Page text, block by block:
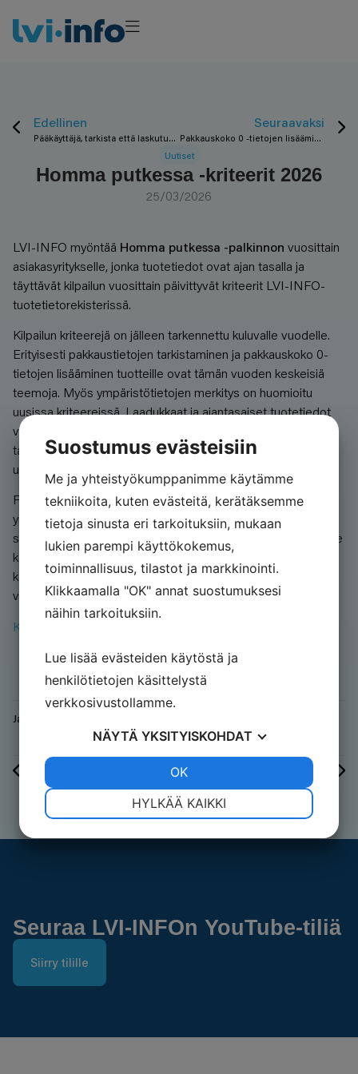
Edellinen
Pääkäyttäjä, tarkista että laskutustietonne ovat ajan tasalla!
Seuraavaksi
Pakkauskoko 0 -tietojen lisääminen käynnistynyt hyvin – ohjeistus nyt myös englanniksi
Uutiset
Homma putkessa -kriteerit 2026
25/03/2026
LVI-INFO myöntää Homma putkessa -palkinnon vuosittain
asiakasyritykselle, jonka tuotetiedot ovat ajan tasalla ja
täyttävät kilpailun vuosittain päivittyvät kriteerit LVI-INFO-
tuotetietorekisterissä.
Kilpailun kriteerejä on jälleen tarkennettu kuluvalle vuodelle.
Erityisesti pakkaustietojen tarkistaminen ja pakkauskoko 0-
tietojen lisääminen tuotteille ovat tämän vuoden keskeisiä
teemoja. Myös ympäristötietojen merkitys on huomioitu
uusissa kriteereissä. Laadukkaat ja ajantasaiset tuotetiedot
varmistavat, että tuote on helppo tunnistaa ja valita koko
talotekniikka-alan toimitusketjussa – suunnittelijoista
urakoitsijoihin ja loppukäyttäjiin saakka.
Päivitystyö kannattaa aloittaa ajoissa, jotta varmistat
yrityksesi paikan Homma putkessa -finalistien joukossa. Jos
sinulla on kysyttävää tuotetietorekisterin käytöstä, tarjoamme
käyttökoulutusta sinulle tai esimerkiksi tulevalle
kesätyöntekijällesi. Voit ehdottaa sopivaa aikaa lähettämällä
viestinasiakaspalveluun.
Katso Homma putkessa -kilpailun kriteerit ja aikataulu.
Jaa viesti
Edellinen Seuraavaksi
Seuraa LVI-INFOn YouTube-tiliä
Siirry tilille
Suostumus evästeisiin
Me ja yhteistyökumppanimme käytämme
tekniikoita, kuten evästeitä, kerätäksemme
tietoja sinusta eri tarkoituksiin, mukaan
lukien parempi käyttökokemus,
toiminnallisuus, tilastot ja markkinointi.
Klikkaamalla "OK" annat suostumuksesi
näihin tarkoituksiin.
Lue lisää evästeiden käytöstä ja
henkilötietojen käsittelystä
verkkosivustollamme.
NÄYTÄ YKSITYISKOHDAT
HYLKÄÄ KAIKKI
OK